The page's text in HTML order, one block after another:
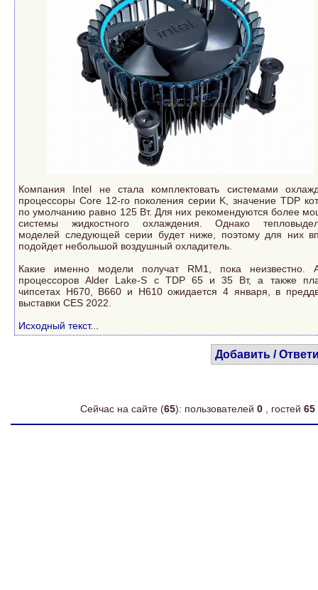
Компания Intel не стала комплектовать системами
процессоры Core 12-го поколения серии K, значение TDP
по умолчанию равно 125 Вт. Для них рекомендуются более
системы жидкостного охлаждения. Однако
моделей следующей серии будет ниже, поэтому для них
подойдет небольшой воздушный охладитель.
Какие именно модели получат RM1, пока неизвестно.
процессоров Alder Lake-S с TDP 65 и 35 Вт, а также
чипсетах H670, B660 и H610 ожидается 4 января, в
выставки CES 2022.
Исходный текст...
Добавить /
Сейчас на сайте (65): пользователей 0 , гостей 65